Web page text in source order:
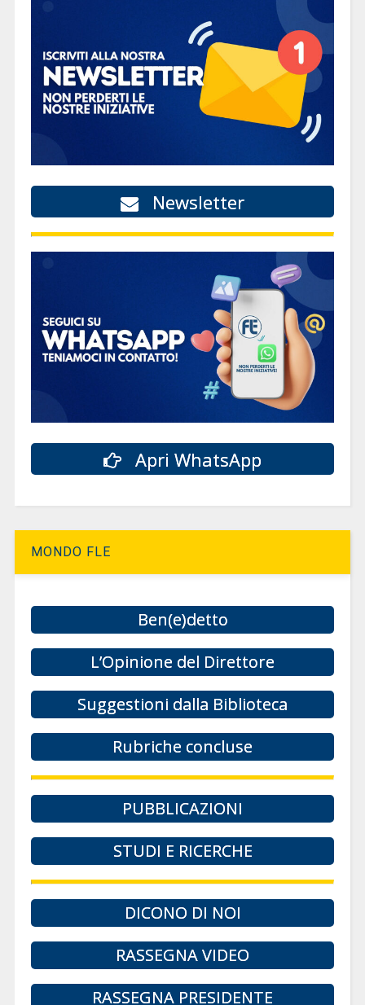
Newsletter
Apri WhatsApp
MONDO FLE
Ben(e)detto
L’Opinione del Direttore
Suggestioni dalla Biblioteca
Rubriche concluse
PUBBLICAZIONI
STUDI E RICERCHE
DICONO DI NOI
RASSEGNA VIDEO
RASSEGNA PRESIDENTE